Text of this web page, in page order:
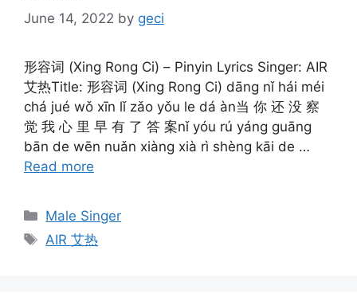
June 14, 2022 by geci
形容词 (Xing Rong Ci) – Pinyin Lyrics Singer: AIR
艾热Title: 形容词 (Xing Rong Ci) dāng nǐ hái méi
chá jué wǒ xīn lǐ zǎo yǒu le dá àn当 你 还 没 察
觉 我 心 里 早 有 了 答 案nǐ yóu rú yáng guāng
bān de wēn nuǎn xiàng xià rì shèng kāi de …
Read more
Categories
Male Singer
Tags
AIR 艾热